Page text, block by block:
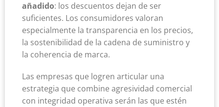
añadido: los descuentos dejan de ser
suficientes. Los consumidores valoran
especialmente la transparencia en los precios,
la sostenibilidad de la cadena de suministro y
la coherencia de marca.
Las empresas que logren articular una
estrategia que combine agresividad comercial
con integridad operativa serán las que estén